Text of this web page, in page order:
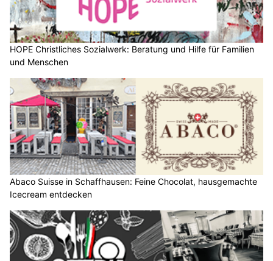
HOPE Christliches Sozialwerk: Beratung und Hilfe für Familien
und Menschen
Abaco Suisse in Schaffhausen: Feine Chocolat, hausgemachte
Icecream entdecken